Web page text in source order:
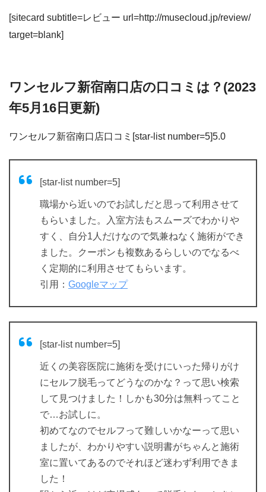
[sitecard subtitle=レビュー url=http://musecloud.jp/review/
target=blank]
ワンセルフ新宿南口店の口コミは？(2023
年5月16日更新)
ワンセルフ新宿南口店口コミ[star-list number=5]5.0
[star-list number=5]
職場から近いのでお試しだと思って利用させて
もらいました。入室方法もスムーズでわかりや
すく、自分1人だけなので気兼ねなく施術ができ
ました。クーポンも複数あるらしいのでなるべ
く定期的に利用させてもらいます。
引用： Googleマップ
[star-list number=5]
近くの美容医院に施術を受けにいった帰りがけ
にセルフ脱毛ってどうなのかな？って思い検索
して見つけました！しかも30分は無料ってこと
で…お試しに。
初めてなのでセルフって難しいかなーって思い
ましたが、わかりやすい説明書がちゃんと施術
室に置いてあるのでそれほど迷わず利用できま
した！